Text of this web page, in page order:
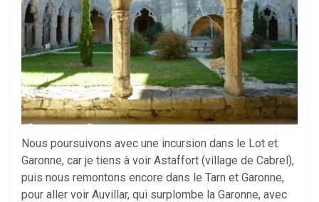
Nous poursuivons avec une incursion dans le Lot et
Garonne, car je tiens à voir Astaffort (village de Cabrel),
puis nous remontons encore dans le Tarn et Garonne,
pour aller voir Auvillar, qui surplombe la Garonne, avec